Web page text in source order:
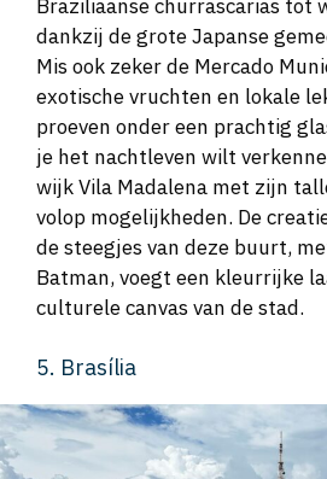
Braziliaanse churrascarias tot
dankzij de grote Japanse
Mis ook zeker de Mercado
exotische vruchten en lokale
proeven onder een prachtig
je het nachtleven wilt
wijk Vila Madalena met zijn
volop mogelijkheden. De
de steegjes van deze buurt,
Batman, voegt een kleurrijke
culturele canvas van de stad.
5. Brasília